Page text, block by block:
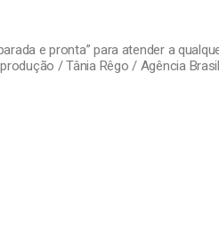
e pronta” para atender a
/ Tânia Rêgo / Agência